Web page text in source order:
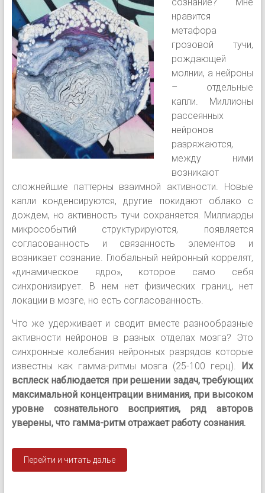
нравится
метафора
грозовой тучи,
рождающей
молнии, а нейроны
– отдельные
капли. Миллионы
рассеянных
нейронов
разряжаются,
между ними
возникают
сложнейшие паттерны взаимной активности. Новые
капли конденсируются, другие покидают облако с
дождем, но активность тучи сохраняется. Миллиарды
микрособытий структурируются, появляется
согласованность и связанность элементов и
возникает сознание. Глобальный нейронный коррелят,
«динамическое ядро», которое само себя
синхронизирует. В нем нет физических границ, нет
локации в мозге, но есть согласованность.
Что же удерживает и сводит вместе разнообразные
активности нейронов в разных отделах мозга? Это
синхронные колебания нейронных разрядов которые
известны как гамма-ритмы мозга (25-100 герц). Их
всплеск наблюдается при решении задач, требующих
максимальной концентрации внимания, при высоком
уровне сознательного восприятия, ряд авторов
уверены, что гамма-ритм отражает работу сознания.
Перейти и читать далье